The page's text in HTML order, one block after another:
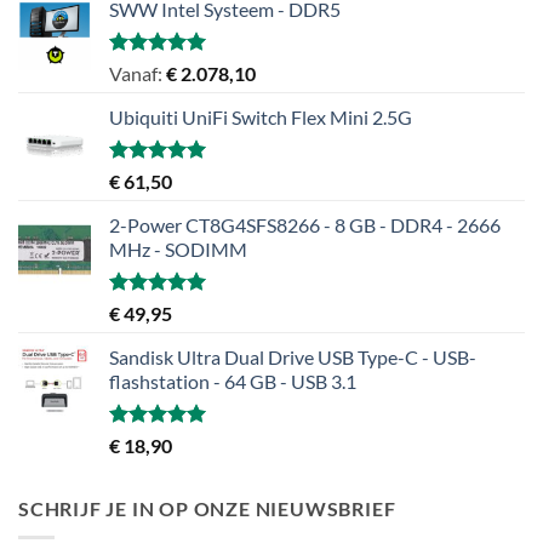
SWW Intel Systeem - DDR5
Gewaardeerd
Vanaf: € 2.078,10
Ubiquiti UniFi Switch Flex Mini 2.5G
Gewaardeerd
uit 5
€61,50
2-Power CT8G4SFS8266 - 8 GB - DDR4 - 2666
MHz - SODIMM
Gewaardeerd
uit 5
€49,95
Sandisk Ultra Dual Drive USB Type-C - USB-
flashstation - 64 GB - USB 3.1
Gewaardeerd
uit 5
€ 18,90
SCHRIJF JE IN OP ONZE NIEUWSBRIEF